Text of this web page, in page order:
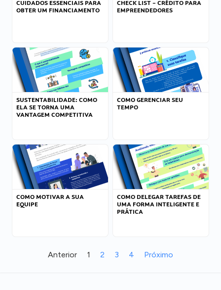
CUIDADOS ESSENCIAIS PARA
OBTER UM FINANCIAMENTO
CHECK LIST – CRÉDITO PARA
EMPREENDEDORES
SUSTENTABILIDADE: COMO
ELA SE TORNA UMA
VANTAGEM COMPETITIVA
COMO GERENCIAR SEU
TEMPO
COMO MOTIVAR A SUA
EQUIPE
COMO DELEGAR TAREFAS DE
UMA FORMA INTELIGENTE E
PRÁTICA
Anterior 1 2 3 4 Próximo